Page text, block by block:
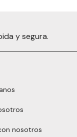
y segura.
nosotros